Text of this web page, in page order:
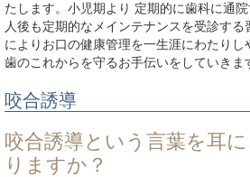
たします。小児期より 定期的に歯科に通
人後も定期的なメインテナンスを受診す
によりお口の健康管理を一生涯にわたり
歯のこれからを守るお手伝いをしていきま
咬合誘導
咬合誘導という言葉を耳
りますか？